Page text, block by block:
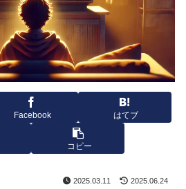
Facebook はてブ
コピー
2025.03.11 2025.06.24